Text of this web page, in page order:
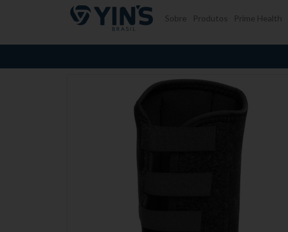
Pular para o conteúdo Sobre Produtos Prime Health